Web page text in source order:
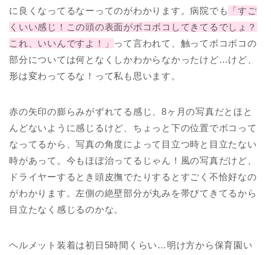
に良くなってるなーってのがわかります。病院でも
「すご
くいい感じ！この頭の表面がボコボコしてきてるでしょ？
これ、いいんですよ！」 って言われて、触ってボコボコの
部分については何となくしかわからなかったけど…けど、
形は変わってるな！って私も思います。
赤の矢印の膨らみがずれてる感じ、8ヶ月の写真だとほと
んどないように感じるけど、ちょっと下の位置でボコって
なってるから、写真の角度によって目立つ時と目立たない
時があって。今もほぼ治ってるじゃん！風の写真だけど、
ドライヤーするとき頭皮撫でたりするとすごく不恰好なの
がわかります。左側の絶壁部分が丸みを帯びてきてるから
目立たなく感じるのかな。
ヘルメット装着は初日5時間くらい…明け方から保育園い